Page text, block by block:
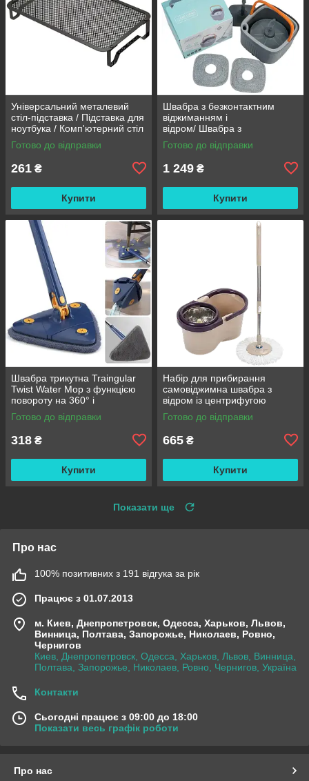
Універсальний металевий
стіл-підставка / Підставка для
ноутбука / Комп'ютерний стіл
із вентиляцією
Готово до відправки
261 ₴
Купити
Швабра з безконтактним
віджиманням і
відром/ Швабра з
самовіджимом Clean Living
Unlimited Control / Швабра
Готово до відправки
1 249 ₴
Купити
Швабра трикутна Traingular
Twist Water Mop з функцією
повороту на 360° і
віджиманням
Готово до відправки
318 ₴
Купити
Набір для прибирання
самовіджимна швабра з
відром із центрифугою
Rotating Mop 360 / Турбо
швабра
Готово до відправки
665 ₴
Купити
Показати ще
Про нас
100% позитивних з 191 відгука за рік
Працює з 01.07.2013
м. Киев, Днепропетровск, Одесса, Харьков, Львов,
Винница, Полтава, Запорожье, Николаев, Ровно,
Чернигов
Киев, Днепропетровск, Одесса, Харьков, Львов, Винница,
Полтава, Запорожье, Николаев, Ровно, Чернигов, Україна
Контакти
Сьогодні працює з 09:00 до 18:00
Показати весь графік роботи
Про нас